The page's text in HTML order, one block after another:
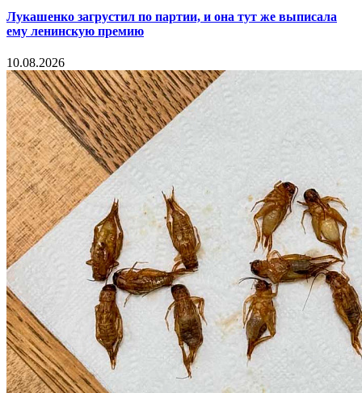
Лукашенко загрустил по партии, и она тут же выписала
ему ленинскую премию
10.08.2026